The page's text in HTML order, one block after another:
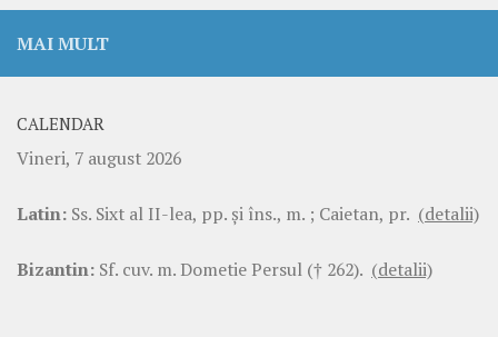
MAI MULT
CALENDAR
Vineri, 7 august 2026
Latin: Ss. Sixt al II-lea, pp. şi îns., m. ; Caietan, pr. (detalii)
Bizantin: Sf. cuv. m. Dometie Persul († 262). (detalii)